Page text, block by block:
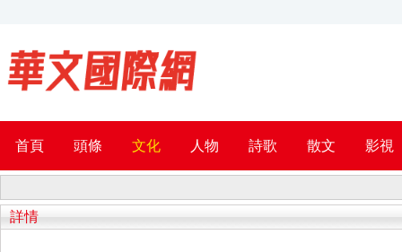
首頁 頭條 文化 人物 詩歌 散文 影視
詳情